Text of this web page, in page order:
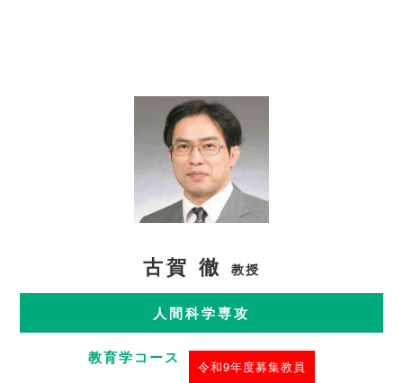
古賀 徹 教授
人間科学専攻
教育学コース 令和9年度募集教員